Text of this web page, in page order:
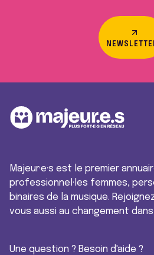
Majeur·e·s est le premier
professionnel·les femmes,
binaires de la musique.
vous aussi au changement
Une question ? Besoin d'aide ?